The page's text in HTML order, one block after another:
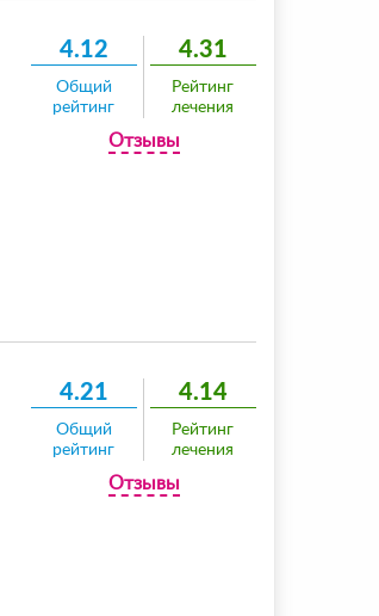
4.12
Общий
рейтинг
4.31
Рейтинг
лечения
Отзывы
4.21
Общий
рейтинг
4.14
Рейтинг
лечения
Отзывы